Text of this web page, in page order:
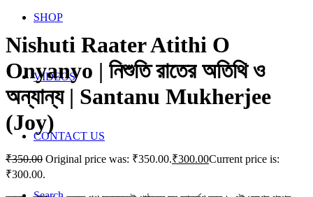
SHOP
VIDEOS
CONTACT US
Nishuti Raater Atithi O
Onyanyo | নিশুতি রাতের অতিথি ও
অন্যান্য | Santanu Mukherjee
(Joy)
₹350.00 Original price was: ₹350.00.₹300.00Current price is:
₹300.00.